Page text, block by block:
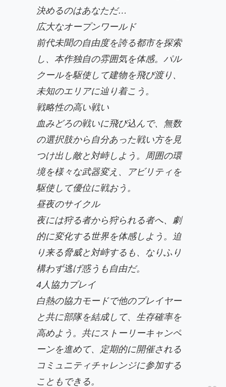
決めるのはあなただ…
広大なオープンワールド
前代未聞の自由度を誇る都市を探索
し、本作独自の雰囲気を体感。パル
クールを駆使して建物を飛び渡り、
未知のエリアに辿り着こう。
戦略性の高い戦い
血みどろの戦いに飛び込んで、無数
の選択肢から自分あった戦い方を見
つけ出し敵と対峙しよう。周囲の環
境を様々な武器変え、アビリティを
駆使して優位に戦おう。
昼夜のサイクル
夜には狩る者から狩られる者へ、劇
的に変化する世界を体感しよう。迫
り来る脅威と対峙するも、なりふり
構わず逃げ惑うも自由だ。
4人協力プレイ
白熱の協力モードで他のプレイヤー
と共に部隊を結成して、生存確率を
高めよう。共にストーリーキャンペ
ーンを進めて、定期的に開催される
コミュニティチャレンジに参加する
こともできる。